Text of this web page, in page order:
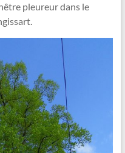
pleureur dans le